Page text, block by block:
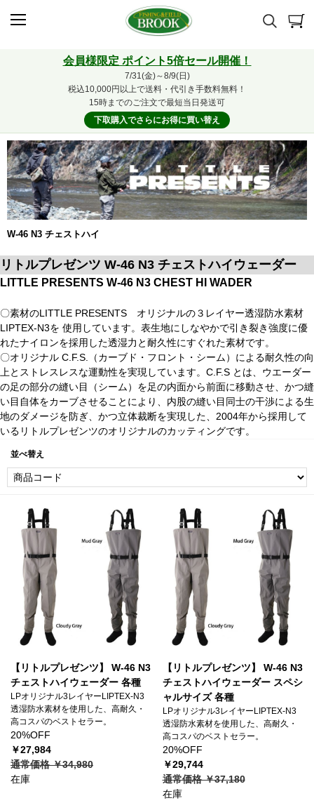
会員様限定 ポイント5倍セール開催！
7/31(金)～8/9(日)
税込10,000円以上で送料・代引き手数料無料！
15時までのご注文で最短当日発送可
下取購入でさらにお得に買い替え
W-46 N3 チェストハイ
リトルプレゼンツ W-46 N3 チェストハイウェーダー
LITTLE PRESENTS W-46 N3 CHEST HI WADER
〇素材のLITTLE PRESENTS オリジナルの３レイヤー透湿防水素材
LIPTEX-N3を 使用しています。表生地にしなやかで引き裂き強度に優
れたナイロンを採用した透湿力と耐久性にすぐれた素材です。
〇オリジナル C.F.S.（カーブド・フロント・シーム）による耐久性の向
上とストレスレスな運動性を実現しています。C.F.S とは、ウエーダー
の足の部分の縫い目（シーム）を足の内面から前面に移動させ、かつ縫
い目自体をカーブさせることにより、内股の縫い目同士の干渉による生
地のダメージを防ぎ、かつ立体裁断を実現した、2004年から採用して
いるリトルプレゼンツのオリジナルのカッティングです。
並べ替え
【リトルプレゼンツ】 W-46 N3
チェストハイウェーダー 各種
LPオリジナル3レイヤーLIPTEX-N3
透湿防水素材を使用した、高耐久・
高コスパのベストセラー。
20%OFF
￥27,984
通常価格 ￥34,980
在庫
【リトルプレゼンツ】 W-46 N3
チェストハイウェーダー スペシ
ャルサイズ 各種
LPオリジナル3レイヤーLIPTEX-N3
透湿防水素材を使用した、高耐久・
高コスパのベストセラー。
20%OFF
￥29,744
通常価格 ￥37,180
在庫